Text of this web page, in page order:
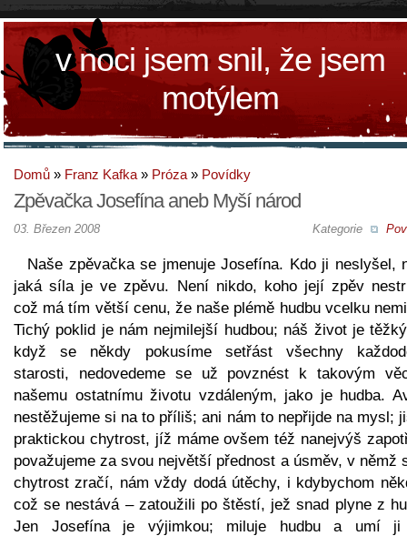
v noci jsem snil, že jsem
motýlem
Domů » Franz Kafka » Próza » Povídky
Zpěvačka Josefína aneb Myší národ
Kategorie
03. Březen 2008
Naše zpěvačka se jmenuje Josefína. Kdo ji neslyšel,
jaká síla je ve zpěvu. Není nikdo, koho její zpěv
což má tím větší cenu, že naše plémě hudbu vcelku
Tichý poklid je nám nejmilejší hudbou; náš život je
když se někdy pokusíme setřást všechny
starosti, nedovedeme se už povznést k takovým
našemu ostatnímu životu vzdáleným, jako je hudba.
nestěžujeme si na to příliš; ani nám to nepřijde na mysl;
praktickou chytrost, jíž máme ovšem též nanejvýš
považujeme za svou největší přednost a úsměv, v němž
chytrost zračí, nám vždy dodá útěchy, i kdybychom
což se nestává – zatoužili po štěstí, jež snad plyne z
Jen Josefína je výjimkou; miluje hudbu a umí